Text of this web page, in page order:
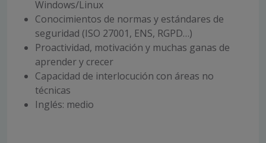
Windows/Linux
Conocimientos de normas y estándares de
seguridad (ISO 27001, ENS, RGPD…)
Proactividad, motivación y muchas ganas de
aprender y crecer
Capacidad de interlocución con áreas no
técnicas
Inglés: medio